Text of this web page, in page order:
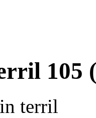
105
terril